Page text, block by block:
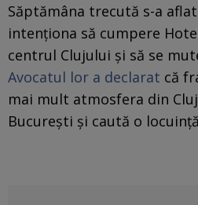
Săptămâna trecută s-a
intenționa să cumpere
centrul Clujului și să se
Avocatul lor a declarat că
mai mult atmosfera din
București și caută o